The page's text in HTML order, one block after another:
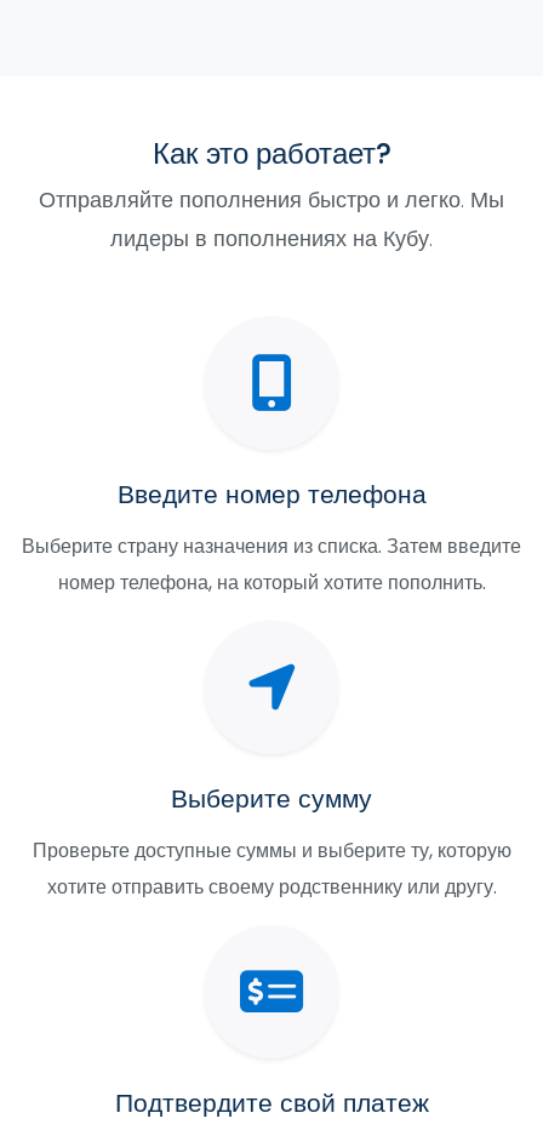
Как это работает?
Отправляйте пополнения быстро и легко. Мы
лидеры в пополнениях на Кубу.
Введите номер телефона
Выберите страну назначения из списка. Затем введите
номер телефона, на который хотите пополнить.
Выберите сумму
Проверьте доступные суммы и выберите ту, которую
хотите отправить своему родственнику или другу.
Подтвердите свой платеж